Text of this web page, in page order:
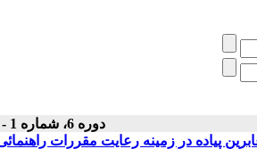
دوره 6، شماره 1 - ( زمستان 1385 )
پیاده در زمینه رعایت مقررات